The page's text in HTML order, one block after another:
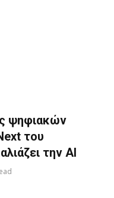
ψηφιακών
του
την ΑΙ